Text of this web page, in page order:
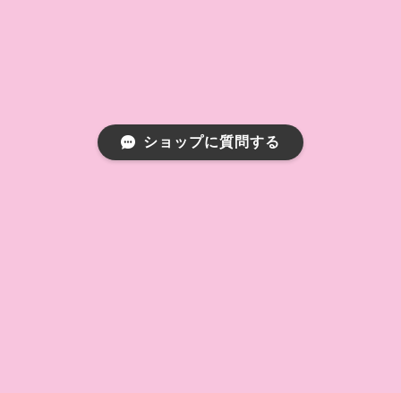
ショップに質問する